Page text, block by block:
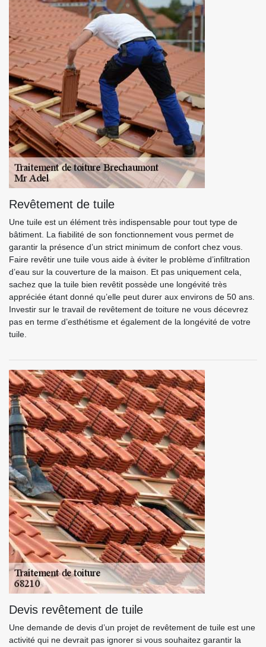
Revêtement de tuile
Une tuile est un élément très indispensable pour tout type de
bâtiment. La fiabilité de son fonctionnement vous permet de
garantir la présence d’un strict minimum de confort chez vous.
Faire revêtir une tuile vous aide à éviter le problème d’infiltration
d’eau sur la couverture de la maison. Et pas uniquement cela,
sachez que la tuile bien revêtit possède une longévité très
appréciée étant donné qu’elle peut durer aux environs de 50 ans.
Investir sur le travail de revêtement de toiture ne vous décevrez
pas en terme d’esthétisme et également de la longévité de votre
tuile.
Devis revêtement de tuile
Une demande de devis d’un projet de revêtement de tuile est une
activité qui ne devrait pas ignorer si vous souhaitez garantir la